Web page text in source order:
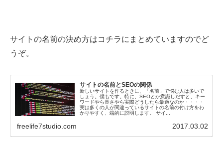
サイトの名前の決め方はコチラにまとめていますのでど
うぞ。
サイトの名前とSEOの関係
新しいサイトを作るときに、「名前」で悩む人は多いで
しょう。僕もです。特に、SEOとか意識しだすと、キー
ワードやら長さやら実際どうしたら最適なのか・・・・
実は多くの人が間違っているサイトの名前の付け方をわ
かりやすく、端的に説明します。 サイ...
freelife7studio.com 2017.03.02